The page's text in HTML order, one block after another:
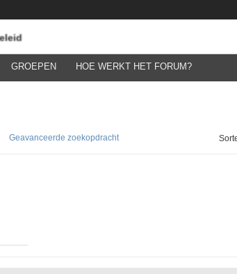
GROEPEN HOE WERKT HET FORUM?
Geavanceerde zoekopdracht